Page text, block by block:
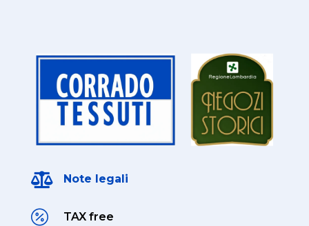
 Note legali
 TAX free